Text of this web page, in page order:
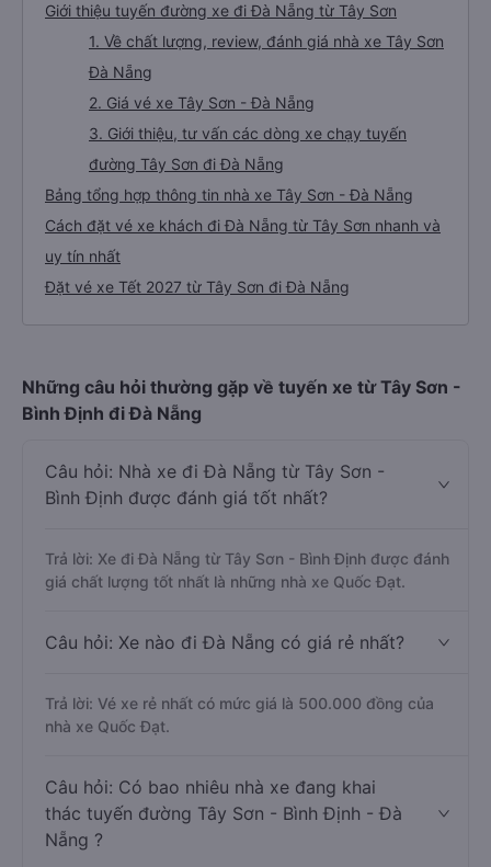
Giới thiệu tuyến đường xe đi Đà Nẵng từ Tây Sơn
1. Về chất lượng, review, đánh giá nhà xe Tây Sơn
Đà Nẵng
2. Giá vé xe Tây Sơn - Đà Nẵng
3. Giới thiệu, tư vấn các dòng xe chạy tuyến
đường Tây Sơn đi Đà Nẵng
Bảng tổng hợp thông tin nhà xe Tây Sơn - Đà Nẵng
Cách đặt vé xe khách đi Đà Nẵng từ Tây Sơn nhanh và
uy tín nhất
Đặt vé xe Tết 2027 từ Tây Sơn đi Đà Nẵng
Những câu hỏi thường gặp về tuyến xe từ Tây Sơn -
Bình Định đi Đà Nẵng
Câu hỏi: Nhà xe đi Đà Nẵng từ Tây Sơn -
Bình Định được đánh giá tốt nhất?
Trả lời: Xe đi Đà Nẵng từ Tây Sơn - Bình Định được đánh
giá chất lượng tốt nhất là những nhà xe Quốc Đạt.
Câu hỏi: Xe nào đi Đà Nẵng có giá rẻ nhất?
Trả lời: Vé xe rẻ nhất có mức giá là 500.000 đồng của
nhà xe Quốc Đạt.
Câu hỏi: Có bao nhiêu nhà xe đang khai
thác tuyến đường Tây Sơn - Bình Định - Đà
Nẵng ?